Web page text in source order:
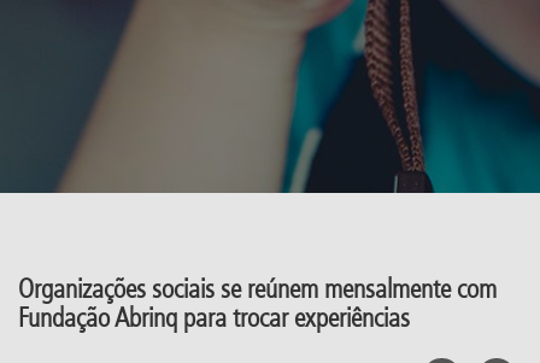
Organizações sociais se reúnem mensalmente com
Fundação Abrinq para trocar experiências